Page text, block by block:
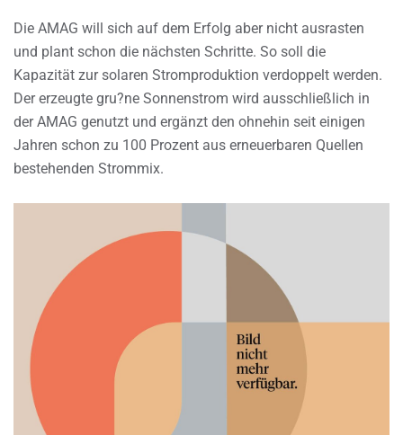
Die AMAG will sich auf dem Erfolg aber nicht ausrasten
und plant schon die nächsten Schritte. So soll die
Kapazität zur solaren Stromproduktion verdoppelt werden.
Der erzeugte gru?ne Sonnenstrom wird ausschließlich in
der AMAG genutzt und ergänzt den ohnehin seit einigen
Jahren schon zu 100 Prozent aus erneuerbaren Quellen
bestehenden Strommix.